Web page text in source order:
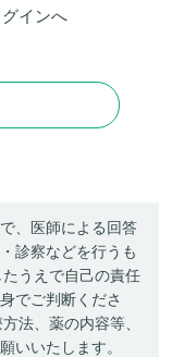
グインへ
、医師による回答
診察などを行うも
うえで自己の責任
でご判断くださ
法、薬の内容等、
いいたします。